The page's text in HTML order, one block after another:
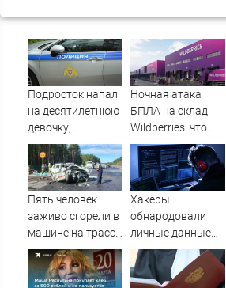
Подросток напал
на десятилетнюю
девочку,
ворвавшись в
квартиру
Ночная атака
БПЛА на склад
Wildberries: что
известно об
очередном ударе
по логистическим
центрам
07/08/2026 –
Пять человек
заживо сгорели в
машине на трассе
(ФОТО)
Хакеры
обнародовали
личные данные
более 100 тысяч
британских
силовиков -